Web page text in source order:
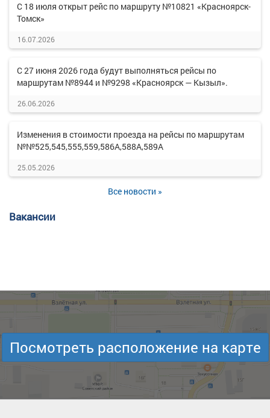
С 18 июля открыт рейс по маршруту №10821 «Красноярск-
Томск»
16.07.2026
С 27 июня 2026 года будут выполняться рейсы по
маршрутам №8944 и №9298 «Красноярск — Кызыл».
26.06.2026
Изменения в стоимости проезда на рейсы по маршрутам
№№525,545,555,559,586А,588А,589А
25.05.2026
Все новости »
Вакансии
Посмотреть расположение на карте